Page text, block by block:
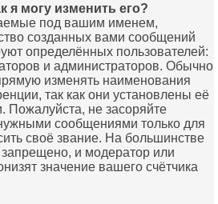
я могу изменить его?
под вашим именем,
созданных вами сообщений
определённых пользователей:
и администраторов. Обычно
изменять наименования
так как они установлены её
Пожалуйста, не засоряйте
сообщениями только для
своё звание. На большинстве
и модератор или
значение вашего счётчика